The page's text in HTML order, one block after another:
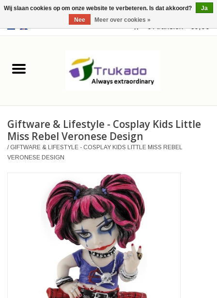
USD 0 Artikelen - €0,00
Leer
Merchandise
Retro Vintage
Gothic Steampunk
Veronese Design
Giftware & Lifestyle &
Giftware & Lifestyle - Cosplay Kids Little
Miss Rebel Veronese Design
/ GIFTWARE & LIFESTYLE - COSPLAY KIDS LITTLE MISS REBEL
VERONESE DESIGN
Wij slaan cookies op om onze website te verbeteren. Is dat akkoord?
Ja
Nee
Meer over cookies »